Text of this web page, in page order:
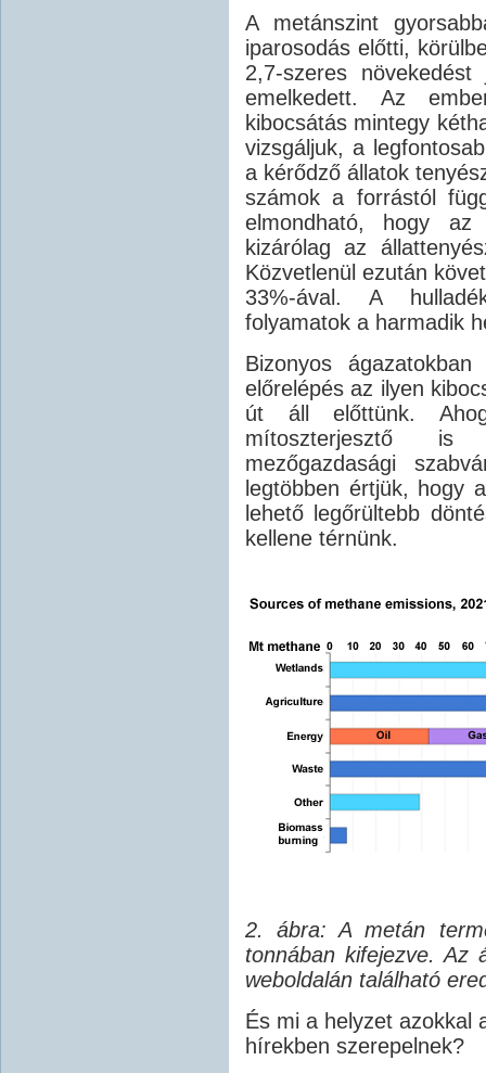
A metánszint
iparosodás előtti,
2,7-szeres
emelkedett. Az
kibocsátás mintegy
vizsgáljuk, a
a kérődző állatok
számok a forrástól
elmondható, hogy az
kizárólag az
Közvetlenül ezután
33%-ával. A
folyamatok a harmadik
Bizonyos
előrelépés az ilyen
út áll előttünk.
mítoszterjesztő is
mezőgazdasági
legtöbben értjük, hogy
lehető legőrültebb
kellene térnünk.
2. ábra: A metán
tonnában kifejezve. Az
weboldalán található
És mi a helyzet azokkal
hírekben szerepelnek?